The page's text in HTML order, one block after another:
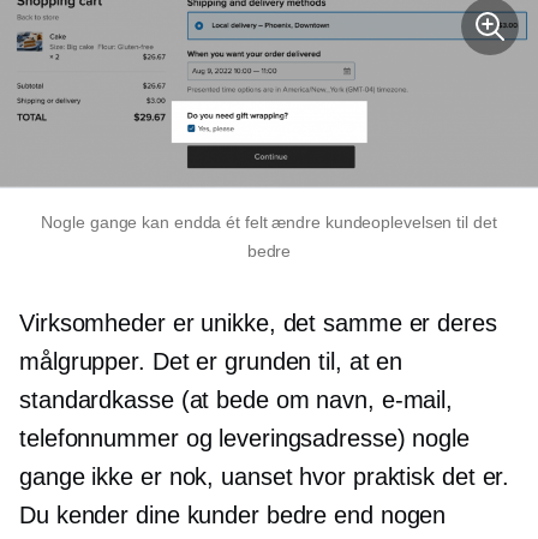
Nogle gange kan endda ét felt ændre kundeoplevelsen til det
bedre
Virksomheder er unikke, det samme er deres
målgrupper. Det er grunden til, at en
standardkasse (at bede om navn, e-mail,
telefonnummer og leveringsadresse) nogle
gange ikke er nok, uanset hvor praktisk det er.
Du kender dine kunder bedre end nogen